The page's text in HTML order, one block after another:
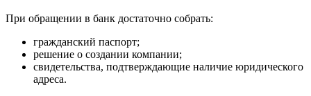
При обращении в банк достаточно собрать:
гражданский паспорт;
решение о создании компании;
свидетельства, подтверждающие наличие юридического
адреса.